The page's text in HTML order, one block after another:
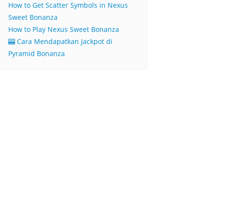
How to Get Scatter Symbols in Nexus
Sweet Bonanza
How to Play Nexus Sweet Bonanza
🎰 Cara Mendapatkan Jackpot di
Pyramid Bonanza